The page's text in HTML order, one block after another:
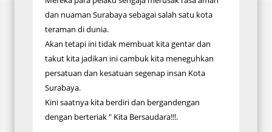
dan nuaman Surabaya sebagai salah satu kota
teraman di dunia.
Akan tetapi ini tidak membuat kita gentar dan
takut kita jadikan ini cambuk kita meneguhkan
persatuan dan kesatuan segenap insan Kota
Surabaya.
Kini saatnya kita berdiri dan bergandengan
dengan berteriak " Kita Bersaudara!!!.